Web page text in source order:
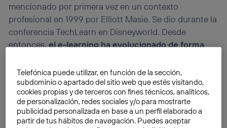
mencionado por primera vez en un contexto
profesional en 1999 por Elliott Masie. Se dio durante la
conferencia TechLearn en Disneyworld. Desde
entonces,el e-learning ha evolucionado de forma
usada y su filosofía.Aunque sus principios siguen
siendo los mismos.
Telefónica puede utilizar, en función de la sección,
subdominio o apartado del sitio web que estés visitando,
cookies propias y de terceros con fines técnicos, analíticos,
de personalización, redes sociales y/o para mostrarte
publicidad personalizada en base a un perfil elaborado a
partir de tus hábitos de navegación. Puedes aceptar